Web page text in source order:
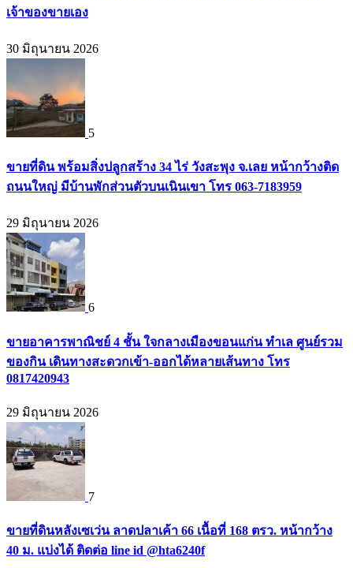
เจ้าของขายเอง
30 มิถุนายน 2026
5
ขายที่ดิน พร้อมสิ่งปลูกสร้าง 34 ไร่ วังสะพุง จ.เลย หน้ากว้างติด
ถนนใหญ่ มีบ้านพักส่วนตัวบนเนินเขา โทร 063-7183959
29 มิถุนายน 2026
6
ขายอาคารพาณิชย์ 4 ชั้น ใจกลางเมืองขอนแก่น ทำเล ศูนย์รวม
ของกิน เดินทางสะดวกเข้า-ออกได้หลายเส้นทาง โทร
0817420943
29 มิถุนายน 2026
7
ขายที่ดินหลังเซเว่น ลาดปลาเค้า 66 เนื้อที่ 168 ตรว. หน้ากว้าง
40 ม. แบ่งได้ ติดต่อ line id @hta6240f